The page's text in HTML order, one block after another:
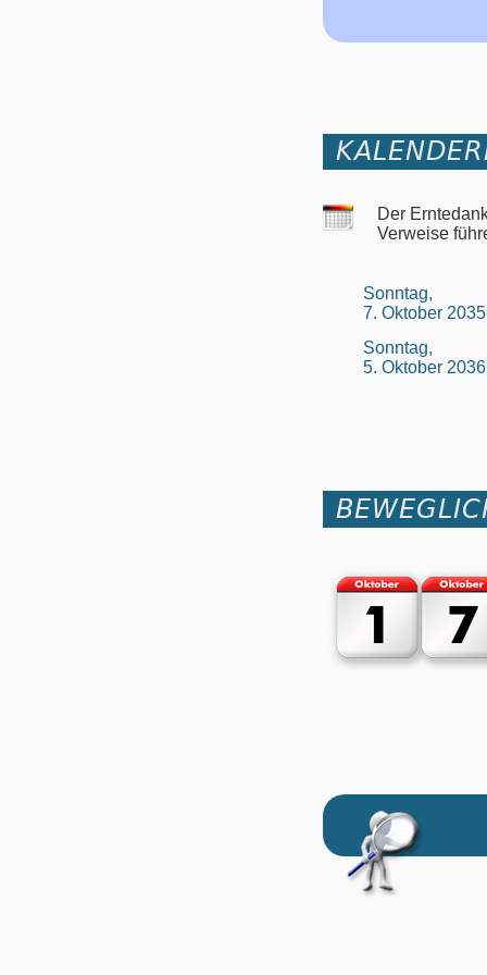
Der
Verweise
Sonntag,
7. Oktober 2035
Sonntag,
5. Oktober 2036